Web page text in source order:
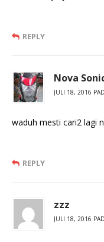
REPLY
Nova
JULI 18, 2016
waduh mesti cari2 lagi
REPLY
zzz
JULI 18, 2016